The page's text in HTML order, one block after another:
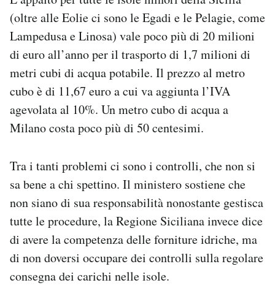
(oltre alle Eolie ci sono le Egadi e le Pelagie, come
Lampedusa e Linosa) vale poco più di 20 milioni
di euro all’anno per il trasporto di 1,7 milioni di
metri cubi di acqua potabile. Il prezzo al metro
cubo è di 11,67 euro a cui va aggiunta l’IVA
agevolata al 10%. Un metro cubo di acqua a
Milano costa poco più di 50 centesimi.
Tra i tanti problemi ci sono i controlli, che non si
sa bene a chi spettino. Il ministero sostiene che
non siano di sua responsabilità nonostante gestisca
tutte le procedure, la Regione Siciliana invece dice
di avere la competenza delle forniture idriche, ma
di non doversi occupare dei controlli sulla regolare
consegna dei carichi nelle isole.